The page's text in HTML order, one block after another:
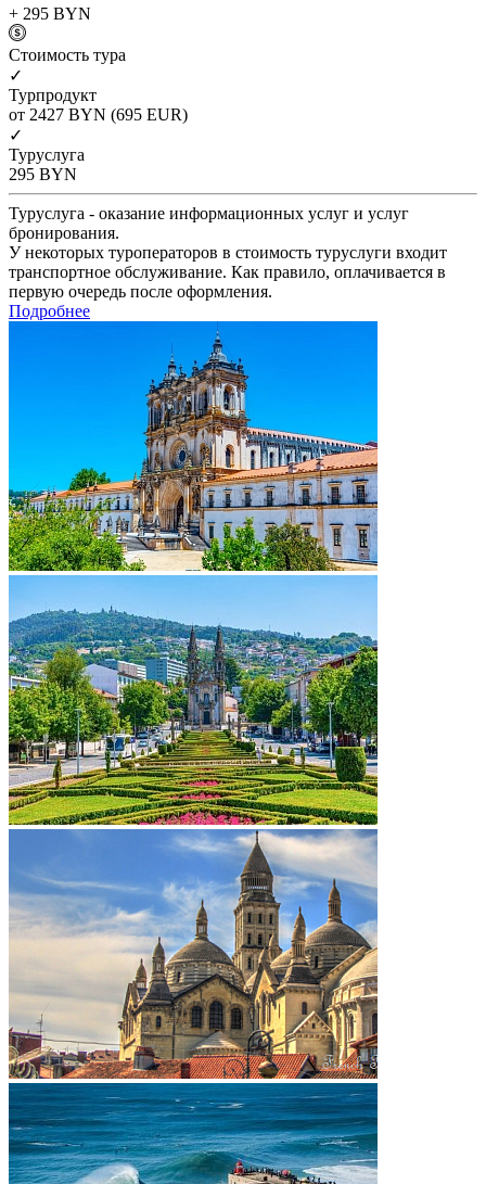
+ 295 BYN
Cтоимость тура
✓
Турпродукт
от 2427 BYN (695 EUR)
✓
Туруслуга
295 BYN
Туруслуга - оказание информационных услуг и услуг
бронирования.
У некоторых туроператоров в стоимость туруслуги входит
транспортное обслуживание. Как правило, оплачивается в
первую очередь после оформления.
Подробнее